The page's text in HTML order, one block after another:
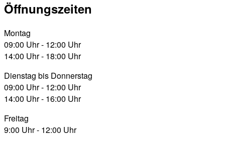
Öffnungszeiten
Montag
09:00 Uhr - 12:00 Uhr
14:00 Uhr - 18:00 Uhr
Dienstag bis Donnerstag
09:00 Uhr - 12:00 Uhr
14:00 Uhr - 16:00 Uhr
Freitag
9:00 Uhr - 12:00 Uhr